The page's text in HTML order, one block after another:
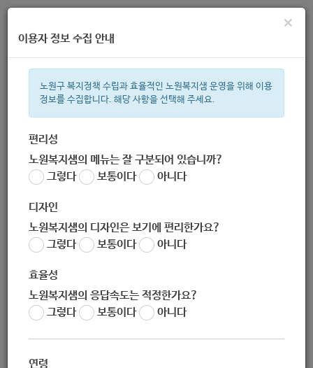
주간 인기검색어
한눈으로 보는 복지 정보
×
이용자 정보 수집 안내
노원구 복지정책 수립과 효율적인 노원복지샘 운영을 위해 이용
정보를 수집합니다. 해당 사항을 선택해 주세요.
편리성
노원복지샘의 메뉴는 잘 구분되어 있습니까?
그렇다
보통이다 아니다
디자인
노원복지샘의 디자인은 보기에 편리한가요?
그렇다
보통이다 아니다
효율성
노원복지샘의 응답속도는 적정한가요?
그렇다
보통이다 아니다
연령
2020년_장애인연금_사업안내(보이아이스)
지침
작성자 노원 복지샘